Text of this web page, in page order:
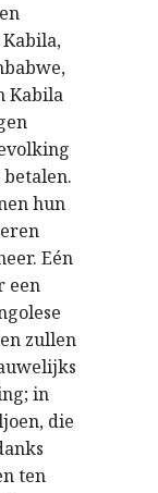
Kabila
hun
Eén
een
zullen
in
die
ten